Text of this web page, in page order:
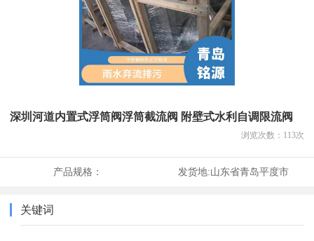
深圳河道内置式浮筒阀浮筒截流阀 附壁式水利自调限流阀
浏览次数： 113次
产品规格： 发货地:山东省青岛平度市
关键词